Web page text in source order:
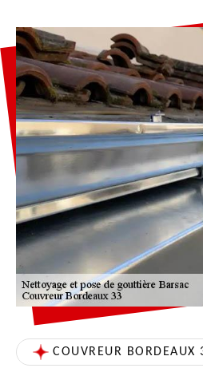
COUVREUR BORDEAUX